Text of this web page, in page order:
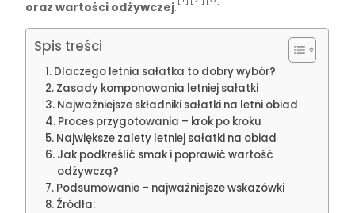
oraz wartości odżywczej.
Spis treści
Dlaczego letnia sałatka to dobry wybór?
Zasady komponowania letniej sałatki
Najważniejsze składniki sałatki na letni obiad
Proces przygotowania – krok po kroku
Największe zalety letniej sałatki na obiad
Jak podkreślić smak i poprawić wartość
odżywczą?
Podsumowanie – najważniejsze wskazówki
Źródła: